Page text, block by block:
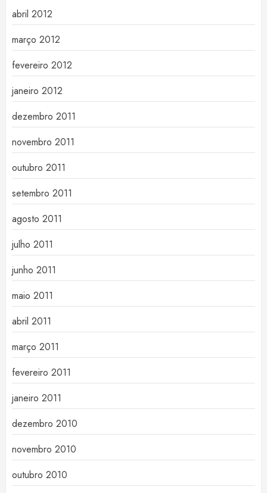
abril 2012
março 2012
fevereiro 2012
janeiro 2012
dezembro 2011
novembro 2011
outubro 2011
setembro 2011
agosto 2011
julho 2011
junho 2011
maio 2011
abril 2011
março 2011
fevereiro 2011
janeiro 2011
dezembro 2010
novembro 2010
outubro 2010